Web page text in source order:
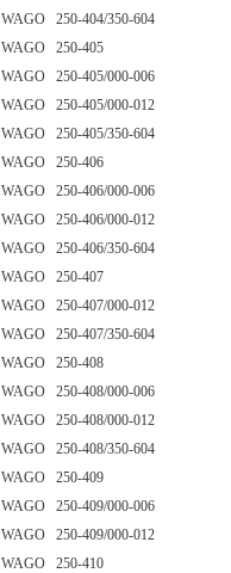
WAGO 250-404/350-604
WAGO 250-405
WAGO 250-405/000-006
WAGO 250-405/000-012
WAGO 250-405/350-604
WAGO 250-406
WAGO 250-406/000-006
WAGO 250-406/000-012
WAGO 250-406/350-604
WAGO 250-407
WAGO 250-407/000-012
WAGO 250-407/350-604
WAGO 250-408
WAGO 250-408/000-006
WAGO 250-408/000-012
WAGO 250-408/350-604
WAGO 250-409
WAGO 250-409/000-006
WAGO 250-409/000-012
WAGO 250-410